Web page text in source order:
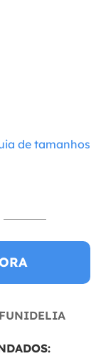
de tamanhos